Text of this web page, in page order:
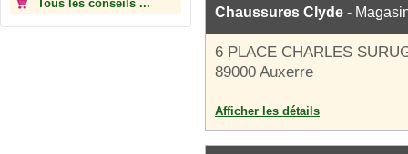
Tous les conseils ...
Chaussures Clyde -
6 PLACE CHARLES
89000 Auxerre
Afficher les détails